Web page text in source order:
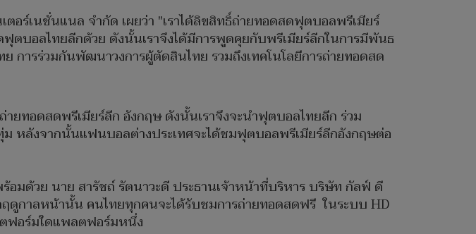
อร์เนชั่นแนล จำกัด เผยว่า "เราได้ลิขสิทธิ์ถ่ายทอดสดฟุตบอลพรีเมียร์
บอลไทยลีกด้วย ดังนั้นเราจึงได้มีการพูดคุยกับพรีเมียร์ลีกในการมีพันธ
การร่วมกันพัฒนาวงการผู้ตัดสินไทย รวมถึงเทคโนโลยีการถ่ายทอดสด
ยทอดสดพรีเมียร์ลีก อังกฤษ ดังนั้นเราจึงจะนำฟุตบอลไทยลีก ร่วม
หลังจากนั้นแฟนบอลต่างประเทศจะได้ชมฟุตบอลพรีเมียร์ลีกอังกฤษต่อ
อมด้วย นาย สารัชถ์ รัตนาวะดี ประธานเจ้าหน้าที่บริหาร บริษัท กัลฟ์ ดี
ดูกาลหน้านั้น คนไทยทุกคนจะได้รับชมการถ่ายทอดสดฟรี ในระบบ HD
ตฟอร์มใดแพลตฟอร์มหนึ่ง